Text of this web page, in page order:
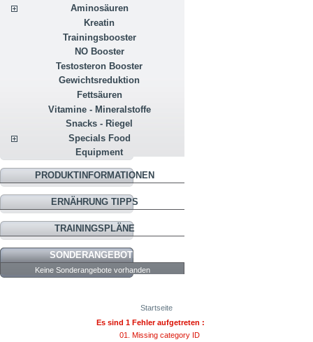
Aminosäuren
Kreatin
Trainingsbooster
NO Booster
Testosteron Booster
Gewichtsreduktion
Fettsäuren
Vitamine - Mineralstoffe
Snacks - Riegel
Specials Food
Equipment
PRODUKTINFORMATIONEN
ERNÄHRUNG TIPPS
TRAININGSPLÄNE
SONDERANGEBOTE
Keine Sonderangebote vorhanden
Startseite
Es sind 1 Fehler aufgetreten :
Missing category ID